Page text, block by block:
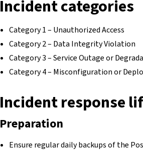
Incident categories
Category 1 – Unauthorized Access
Category 2 – Data Integrity Violation
Category 3 – Service Outage or
Category 4 – Misconfiguration or
Incident response
Preparation
Ensure regular daily backups of the